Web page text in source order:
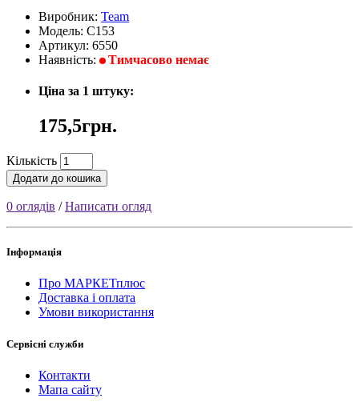
Виробник: Team
Модель: C153
Артикул: 6550
Наявність:
Тимчасово немає
Ціна за 1 штуку:
175,5грн.
Кількість
Додати до кошика
0 оглядів /Написати огляд
Інформація
Про МАРКЕТплюс
Доставка і оплата
Умови використання
Сервісні служби
Контакти
Мапа сайту